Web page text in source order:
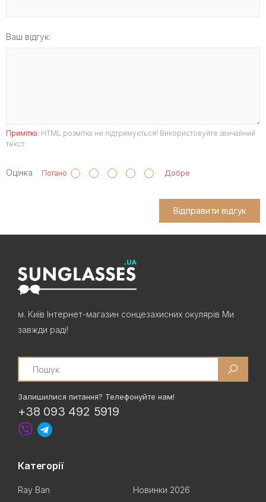
Ваш відгук:
Примітка: HTML розмітка не підтримується! Використовуйте звичайний
текст.
Оцінка Погано Добре
Відправити відгук
м. Київ Інтернет-магазин сонцезахисних окулярів Ми
завжди раді!
Search
Залишилися питання? Телефонуйте нам!
+38 093 492 5919
Категорії
Ray Ban
Новинки 2026